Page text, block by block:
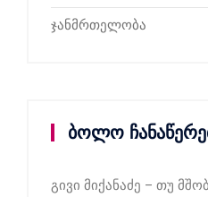
ჯანმრთელობა
ბოლო
გივი მიქანაძე – თუ